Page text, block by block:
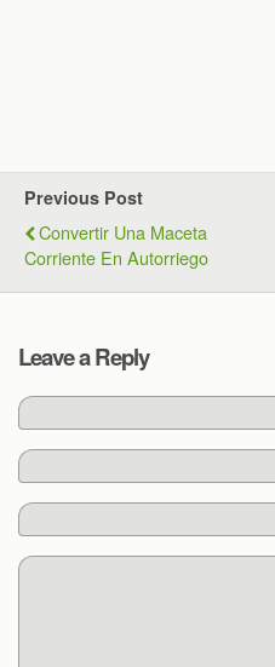
Previous Post
Convertir Una Maceta
Corriente En Autorriego
Leave a Reply